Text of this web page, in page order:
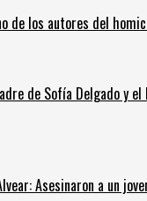
de los autores del
de Sofía Delgado y
Asesinaron a un